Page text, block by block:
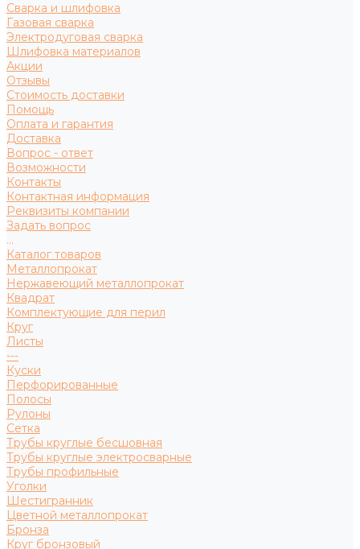
Сварка и шлифовка
Газовая сварка
Электродуговая сварка
Шлифовка материалов
Акции
Отзывы
Стоимость доставки
Помощь
Оплата и гарантия
Доставка
Вопрос - ответ
Возможности
Контакты
Контактная информация
Реквизиты компании
Задать вопрос
...
Каталог товаров
Металлопрокат
Нержавеющий металлопрокат
Квадрат
Комплектующие для перил
Круг
Листы
---
Куски
Перфорированные
Полосы
Рулоны
Сетка
Трубы круглые бесшовная
Трубы круглые электросварные
Трубы профильные
Уголки
Шестигранник
Цветной металлопрокат
Бронза
Круг бронзовый